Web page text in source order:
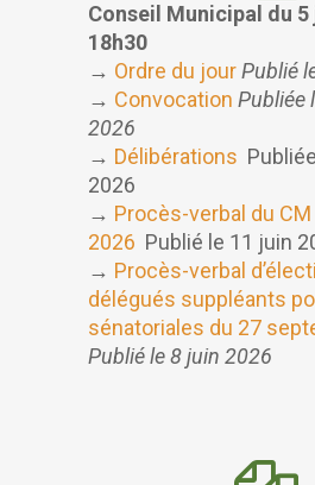
Conseil Municipal du 5
18h30
→ Ordre du jourPublié
→ Convocation Publiée
2026
→ Délibérations
2026
→ Procès-verbal du CM
2026 Publié le 11 juin
→ Procès-verbal
délégués suppléants
sénatoriales du 27
Publié le 8 juin 2026